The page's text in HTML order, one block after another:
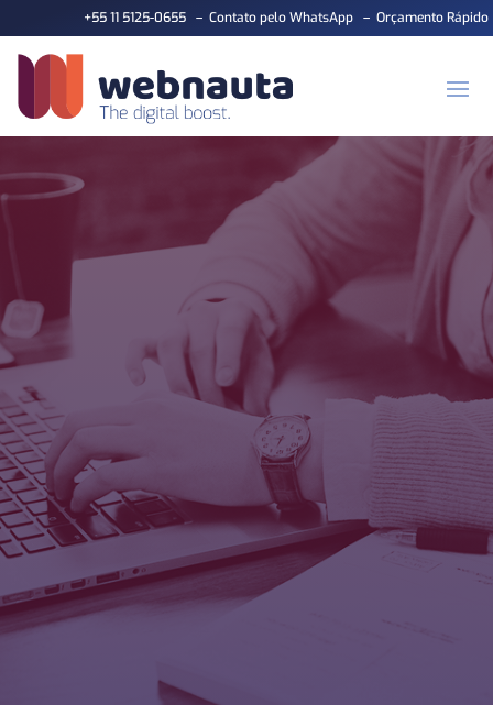
+55 11 5125-0655– Contato pelo WhatsApp– Orçamento Rápido